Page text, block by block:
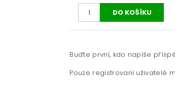
Buďte první, kdo napíše
Pouze registrovaní uživatelé